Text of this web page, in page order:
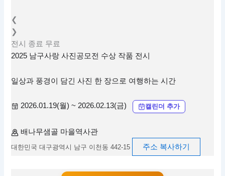
❮
❯
전시
종료 무료
2025 남구사랑 사진공모전 수상 작품 전시
일상과 풍경이 담긴 사진 한 장으로 여행하는 시간
2026.01.19(월) ~ 2026.02.13(금) 캘린더 추가
배나무샘골 마을역사관
대한민국 대구광역시 남구 이천동 442-15 주소 복사하기